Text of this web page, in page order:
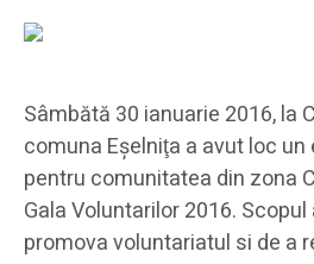
Sâmbătă 30 ianuarie 2016, la
comuna Eşelniţa a avut loc
pentru comunitatea din zona
Gala Voluntarilor 2016.
promova voluntariatul si de a